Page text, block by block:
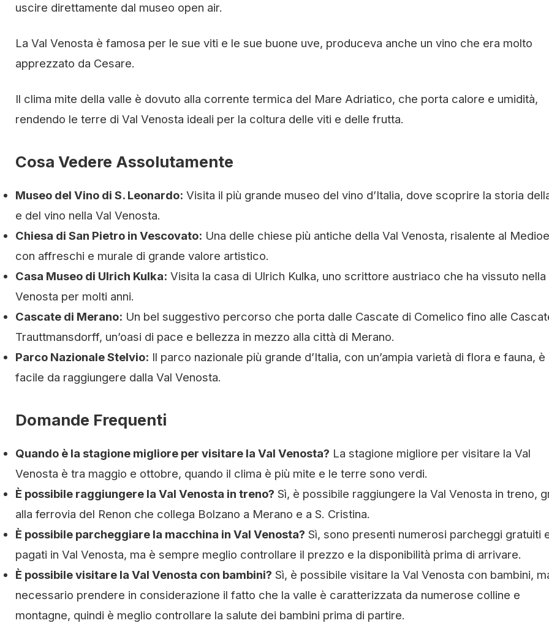
uscire direttamente dal museo open air.
La Val Venosta è famosa per le sue viti e le sue buone uve, produceva anche un vino che era molto
apprezzato da Cesare.
Il clima mite della valle è dovuto alla corrente termica del Mare Adriatico, che porta calore e umidità,
rendendo le terre di Val Venosta ideali per la coltura delle viti e delle frutta.
Cosa Vedere Assolutamente
Museo del Vino di S. Leonardo: Visita il più grande museo del vino d’Italia, dove scoprire la storia
e del vino nella Val Venosta.
Chiesa di San Pietro in Vescovato: Una delle chiese più antiche della Val Venosta, risalente al
con affreschi e murale di grande valore artistico.
Casa Museo di Ulrich Kulka: Visita la casa di Ulrich Kulka, uno scrittore austriaco che ha vissuto nella
Venosta per molti anni.
Cascate di Merano: Un bel suggestivo percorso che porta dalle Cascate di Comelico fino alle
Trauttmansdorff, un’oasi di pace e bellezza in mezzo alla città di Merano.
Parco Nazionale Stelvio: Il parco nazionale più grande d’Italia, con un’ampia varietà di flora e fauna, è
facile da raggiungere dalla Val Venosta.
Domande Frequenti
Quando è la stagione migliore per visitare la Val Venosta? La stagione migliore per visitare la Val
Venosta è tra maggio e ottobre, quando il clima è più mite e le terre sono verdi.
È possibile raggiungere la Val Venosta in treno? Sì, è possibile raggiungere la Val Venosta in treno,
alla ferrovia del Renon che collega Bolzano a Merano e a S. Cristina.
È possibile parcheggiare la macchina in Val Venosta? Sì, sono presenti numerosi parcheggi gratuiti
pagati in Val Venosta, ma è sempre meglio controllare il prezzo e la disponibilità prima di arrivare.
È possibile visitare la Val Venosta con bambini? Sì, è possibile visitare la Val Venosta con bambini,
necessario prendere in considerazione il fatto che la valle è caratterizzata da numerose colline e
montagne, quindi è meglio controllare la salute dei bambini prima di partire.